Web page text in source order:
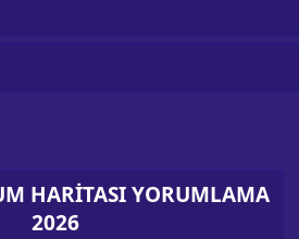
HARİTASI YORUMLAMA
2026